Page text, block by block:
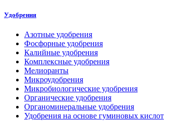
Удобрения
Азотные удобрения
Фосфорные удобрения
Калийные удобрения
Комплексные удобрения
Мелиоранты
Микроудобрения
Микробиологические удобрения
Органические удобрения
Органоминеральные удобрения
Удобрения на основе гуминовых кислот